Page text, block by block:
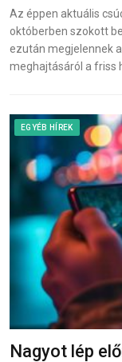
Az éppen aktuális
októberben szokott
ezután megjelennek
meghajtásáról a friss
EGYÉB HÍREK
Nagyot lép